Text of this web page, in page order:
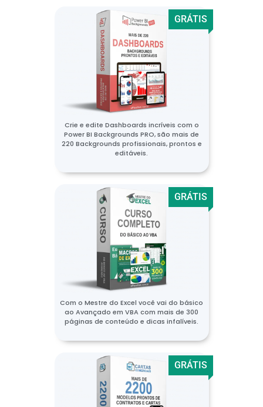
GRÁTIS
Crie e edite Dashboards incríveis com o
Power BI Backgrounds PRO, são mais de
220 Backgrounds profissionais, prontos e
editáveis.
GRÁTIS
Com o Mestre do Excel você vai do básico
ao Avançado em VBA com mais de 300
páginas de conteúdo e dicas infalíveis.
GRÁTIS